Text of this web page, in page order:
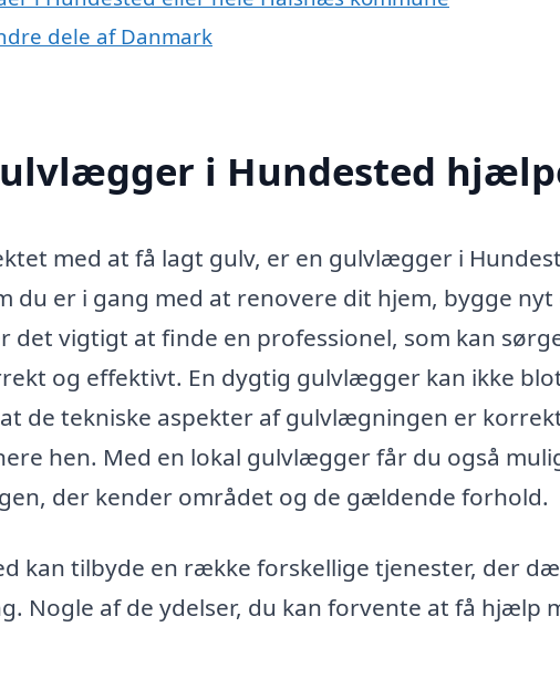
dele af Danmark
i Hundested
med at få lagt gulv, er en gulvlægger i
du er i gang med at renovere dit hjem, bygge
det vigtigt at finde en professionel, som kan
og effektivt. En dygtig gulvlægger kan ikke
de tekniske aspekter af gulvlægningen er
hen. Med en lokal gulvlægger får du også
der kender området og de gældende forhold.
kan tilbyde en række forskellige tjenester, der
Nogle af de ydelser, du kan forvente at få hjælp